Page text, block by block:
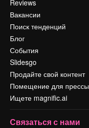
Reviews
Вакансии
Поиск тенденций
Блог
События
Slidesgo
Продайте свой контент
Помещение для прессы
Ищете magnific.ai
Связаться с нами